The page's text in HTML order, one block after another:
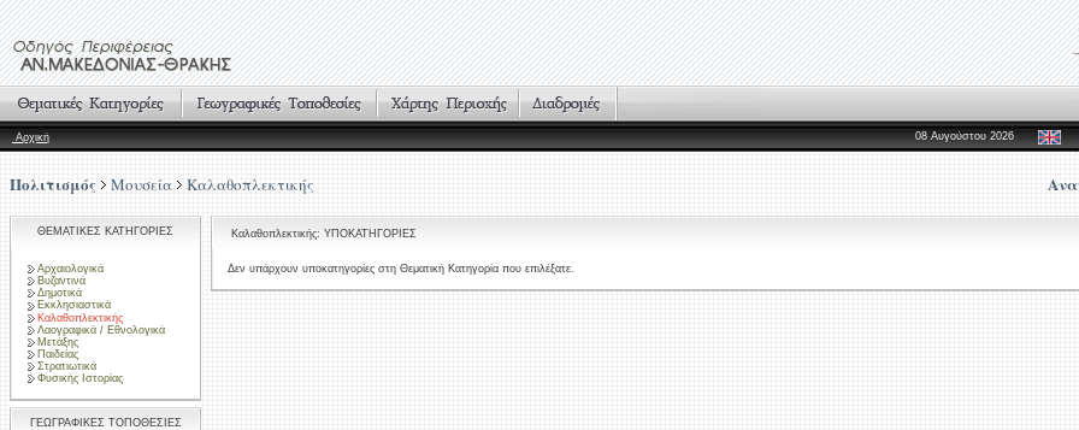
Αρχική 08 Αυγούστου 2026
Πολιτισμός Μουσεία Καλαθοπλεκτικής
ΘΕΜΑΤΙΚΕΣ ΚΑΤΗΓΟΡΙΕΣ
Αρχαιολογικά
Βυζαντινά
Δημοτικά
Εκκλησιαστικά
Καλαθοπλεκτικής
Λαογραφικά / Εθνολογικά
Μετάξης
Παιδείας
Στρατιωτικά
Φυσικής Ιστορίας
ΓΕΩΓΡΑΦΙΚΕΣ ΤΟΠΟΘΕΣΙΕΣ
Καλαθοπλεκτικής: ΥΠΟΚΑΤΗΓΟΡΙΕΣ
Δεν υπάρχουν υποκατηγορίες στη Θεματική Κατηγορία που επιλέξατε.